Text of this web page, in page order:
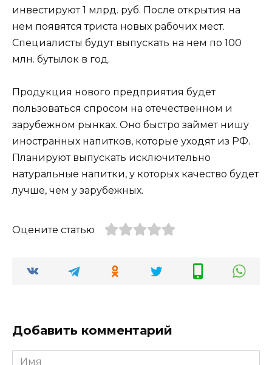
инвестируют 1 млрд. руб. После открытия на
нем появятся триста новых рабочих мест.
Специалисты будут выпускать на нем по 100
млн. бутылок в год.
Продукция нового предприятия будет
пользоваться спросом на отечественном и
зарубежном рынках. Оно быстро займет нишу
иностранных напитков, которые уходят из РФ.
Планируют выпускать исключительно
натуральные напитки, у которых качество будет
лучше, чем у зарубежных.
Оцените статью
Добавить комментарий
Имя